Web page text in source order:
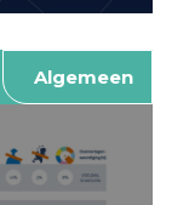
Algemeen